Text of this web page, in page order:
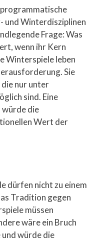
programmatische
und Winterdisziplinen
Frage: Was
wenn ihr Kern
Winterspiele leben
Sie
nur unter
sind. Eine
würde die
Wert der
dürfen nicht zu einem
Tradition gegen
müssen
wäre ein Bruch
würde die